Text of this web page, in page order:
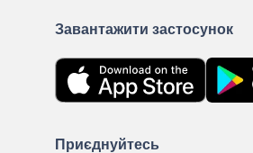
Завантажити застосунок
Приєднуйтесь